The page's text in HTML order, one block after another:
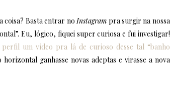
coisa? Basta entrar no Instagram pra surgir na nossa
Eu, lógico, fiquei super curiosa e fui investigar!
um vídeo pra lá de curioso desse tal “banho
ganhasse novas adeptas e virasse a nova